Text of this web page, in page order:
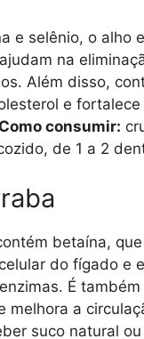
e selênio, o alho
na
Além disso,
e fortalece
Como consumir:
de 1 a 2
betaína,
do fígado e
É
melhora a
suco natural